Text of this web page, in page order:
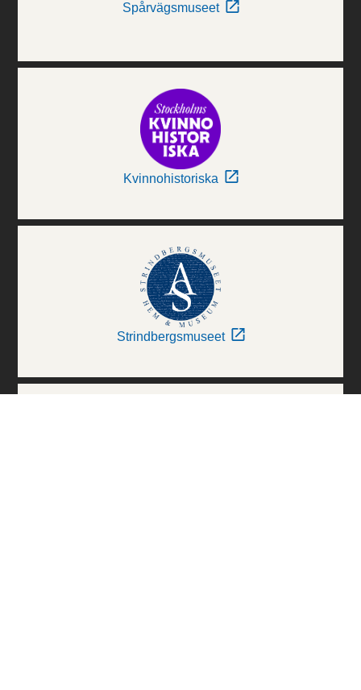
Spårvägsmuseet
Kvinnohistoriska
Strindbergsmuseet